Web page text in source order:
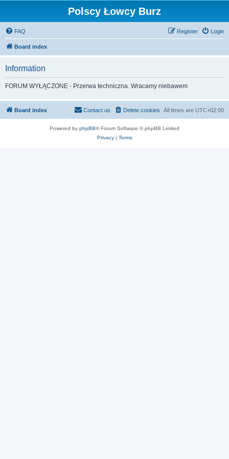
Polscy Łowcy Burz
FAQ Login
Register
Board index
Information
FORUM WYŁĄCZONE - Przerwa techniczna. Wracamy niebawem
Board index All times are UTC+02:00
Delete cookies
Contact us
Powered by phpBB® Forum Software © phpBB Limited
Privacy| Terms